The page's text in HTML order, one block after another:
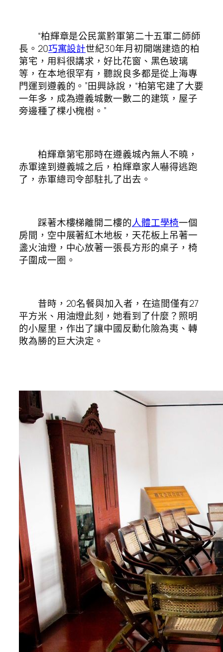
“柏輝章是公民黨黔軍第二十五軍二師師
長。20巧寓設計世紀30年月初開端建造的柏
第宅，用料很講求，好比花窗、黑色玻璃
等，在本地很罕有，聽說良多都是從上海專
門運到遵義的。”田興詠說，“柏第宅建了大要
一年多，成為遵義城數一數二的建筑，屋子
旁邊種了棵小槐樹。”
柏輝章第宅那時在遵義城內無人不曉，
赤軍達到遵義城之后，柏輝章家人嚇得逃跑
了，赤軍總司令部駐扎了出去。
踩著木樓梯離開二樓的人體工學椅一個
房間，空中展著紅木地板，天花板上吊著一
盞火油燈，中心放著一張長方形的桌子，椅
子圍成一圈。
昔時，20名餐與加入者，在這間僅有27
平方米、用油燈此刻，她看到了什麼？照明
的小屋里，作出了讓中國反動化險為夷、轉
敗為勝的巨大決定。